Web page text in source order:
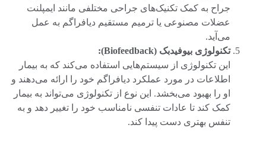
جراح به کمک تکنیک‌های جراحی مختلفی مانند ایمپلنت
عضلات مصنوعی یا ترمیم مستقیم دیافراگم به عمل
می‌آید.
تکنولوژی بیوفیدبک (Biofeedback):
این تکنولوژی از سیستم‌هایی استفاده می‌کند که به بیمار
اطلاعات در مورد عملکرد دیافراگم خود را ارائه می‌دهند و
او را بهبود می‌بخشد. این نوع از تکنولوژی می‌تواند به بیمار
کمک کند تا عادات تنفسی نامناسب خود را تغییر دهد و به
تنفس بهتری دست پیدا کند.